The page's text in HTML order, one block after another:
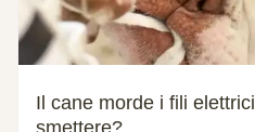
Il cane morde i fili
smettere?